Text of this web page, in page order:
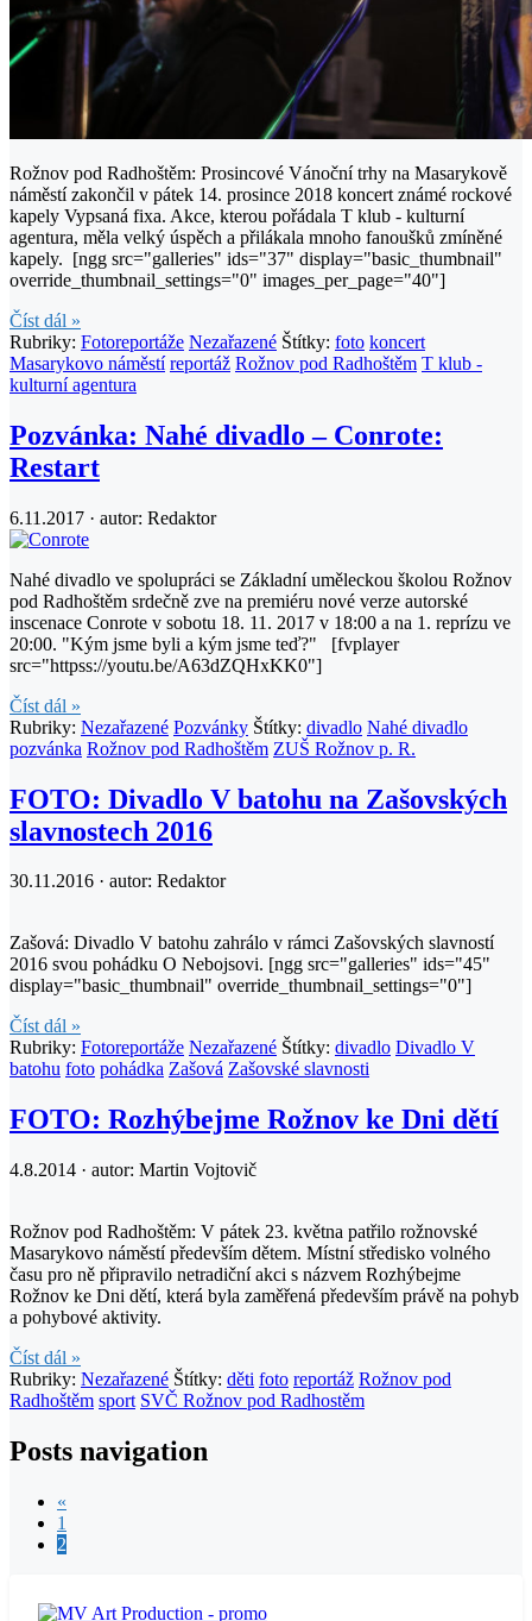
Rožnov pod Radhoštěm: Prosincové Vánoční trhy na Masarykově
náměstí zakončil v pátek 14. prosince 2018 koncert známé rockové
kapely Vypsaná fixa. Akce, kterou pořádala T klub - kulturní
agentura, měla velký úspěch a přilákala mnoho fanoušků zmíněné
kapely. [ngg src="galleries" ids="37" display="basic_thumbnail"
override_thumbnail_settings="0" images_per_page="40"]
Číst dál »
Rubriky: Fotoreportáže Nezařazené Štítky: foto koncert
Masarykovo náměstí reportáž Rožnov pod Radhoštěm T klub -
kulturní agentura
Pozvánka: Nahé divadlo – Conrote:
Restart
6.11.2017 · autor: Redaktor
Nahé divadlo ve spolupráci se Základní uměleckou školou Rožnov
pod Radhoštěm srdečně zve na premiéru nové verze autorské
inscenace Conrote v sobotu 18. 11. 2017 v 18:00 a na 1. reprízu ve
20:00. "Kým jsme byli a kým jsme teď?" [fvplayer
src="httpss://youtu.be/A63dZQHxKK0"]
Číst dál »
Rubriky: Nezařazené Pozvánky Štítky: divadlo Nahé divadlo
pozvánka Rožnov pod Radhoštěm ZUŠ Rožnov p. R.
FOTO: Divadlo V batohu na Zašovských
slavnostech 2016
30.11.2016 · autor: Redaktor
Zašová: Divadlo V batohu zahrálo v rámci Zašovských slavností
2016 svou pohádku O Nebojsovi. [ngg src="galleries" ids="45"
display="basic_thumbnail" override_thumbnail_settings="0"]
Číst dál »
Rubriky: Fotoreportáže Nezařazené Štítky: divadlo Divadlo V
batohu foto pohádka Zašová Zašovské slavnosti
FOTO: Rozhýbejme Rožnov ke Dni dětí
4.8.2014 · autor: Martin Vojtovič
Rožnov pod Radhoštěm: V pátek 23. května patřilo rožnovské
Masarykovo náměstí především dětem. Místní středisko volného
času pro ně připravilo netradiční akci s názvem Rozhýbejme
Rožnov ke Dni dětí, která byla zaměřená především právě na pohyb
a pohybové aktivity.
Číst dál »
Rubriky: Nezařazené Štítky: děti foto reportáž Rožnov pod
Radhoštěm sport SVČ Rožnov pod Radhostěm
Posts navigation
«
1
2